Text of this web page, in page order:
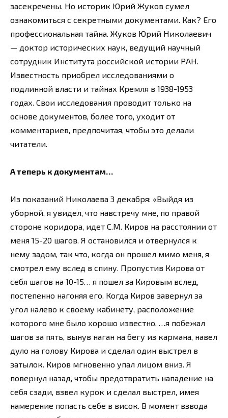
засекречены. Но историк Юрий Жуков сумел
ознакомиться с секретными документами. Как? Его
профессиональная тайна. Жуков Юрий Николаевич
— доктор исторических наук, ведущий научный
сотрудник Института российской истории РАН.
Известность приобрел исследованиями о
подлинной власти и тайнах Кремля в 1938-1953
годах. Свои исследования проводит только на
основе документов, более того, уходит от
комментариев, предпочитая, чтобы это делали
читатели.
А теперь к документам…
Из показаний Николаева 3 декабря: «Выйдя из
уборной, я увидел, что навстречу мне, по правой
стороне коридора, идет С.М. Киров на расстоянии от
меня 15-20 шагов. Я остановился и отвернулся к
нему задом, так что, когда он прошел мимо меня, я
смотрел ему вслед в спину. Пропустив Кирова от
себя шагов на 10-15… я пошел за Кировым вслед,
постепенно нагоняя его. Когда Киров завернул за
угол налево к своему кабинету, расположение
которого мне было хорошо известно, …я побежал
шагов за пять, вынув наган на бегу из кармана, навел
дуло на голову Кирова и сделал один выстрел в
затылок. Киров мгновенно упал лицом вниз. Я
повернул назад, чтобы предотвратить нападение на
себя сзади, взвел курок и сделал выстрел, имея
намерение попасть себе в висок. В момент взвода